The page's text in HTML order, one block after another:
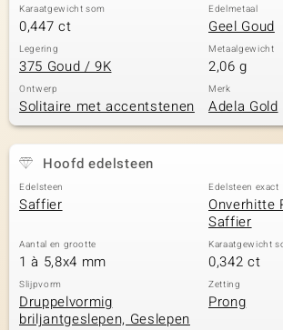
Karaatgewicht som
0,447 ct
Edelmetaal
Geel Goud
Legering
375 Goud / 9K
Metaalgewicht
2,06 g
Ontwerp
Solitaire met accentstenen
Merk
Adela Gold
Hoofd edelsteen
Edelsteen
Saffier
Edelsteen exact
Onverhitte
Saffier
Aantal en grootte
1 à 5,8x4 mm
Karaatgewicht
0,342 ct
Slijpvorm
Druppelvormig
briljantgeslepen, Geslepen
Zetting
Prong